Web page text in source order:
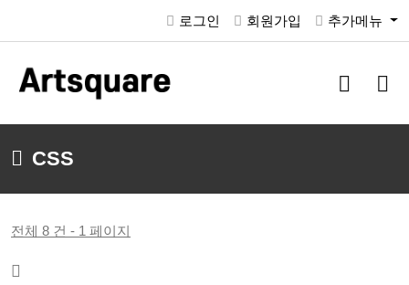
로그인 회원가입 추가메뉴
검
버
메
버
CSS
전체 8 건 - 1 페이지